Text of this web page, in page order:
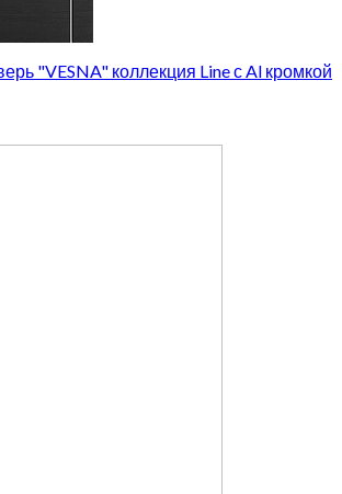
"VESNA" коллекция Line с Al кромкой